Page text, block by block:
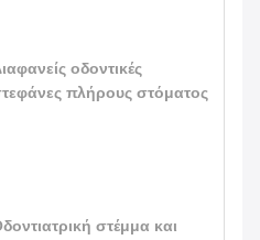
οδοντικές
πλήρους στόματος
στέμμα και